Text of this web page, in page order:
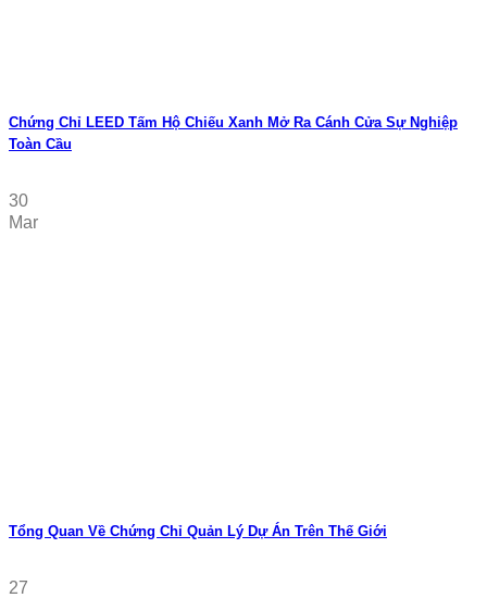
Chứng Chỉ LEED Tấm Hộ Chiếu Xanh Mở Ra Cánh Cửa Sự Nghiệp
Toàn Cầu
30
Mar
Tổng Quan Về Chứng Chỉ Quản Lý Dự Án Trên Thế Giới
27